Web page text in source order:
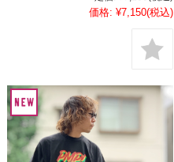
価格: ¥7,150(税込)